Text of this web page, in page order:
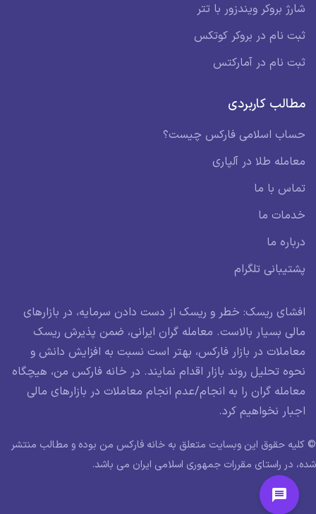
شارژ بروکر ویندزور با تتر
ثبت نام در بروکر کوتکس
ثبت نام در آمارکتس
مطالب کاربردی
حساب اسلامی فارکس چیست؟
معامله طلا در آلپاری
تماس با ما
خدمات ما
درباره ما
پشتیبانی تلگرام
افشای ریسک: خطر و ریسک از دست دادن سرمایه، در بازارهای
مالی بسیار بالاست. معامله گران ایرانی، ضمن پذیرش ریسک
معاملات در بازار فارکس، بهتر است نسبت به افزایش دانش و
نحوه تحلیل روند بازار اقدام نمایند. در خانه فارکس من، هیچگاه
معامله گران را به انجام/عدم انجام معاملات در بازارهای مالی
اجبار نخواهیم کرد.
© کلیه حقوق این وبسایت متعلق به خانه فارکس من بوده و مطالب منتشر
شده، در راستای مقررات جمهوری اسلامی ایران می باشد.